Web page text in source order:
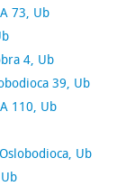
73, Ub
4, Ub
39, Ub
110, Ub
Ub